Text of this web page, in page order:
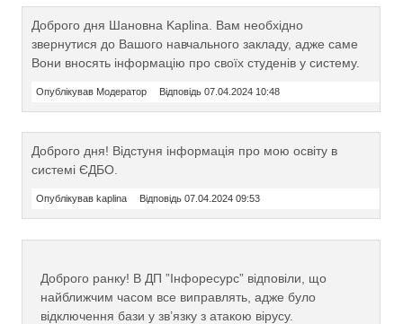
Доброго дня Шановна Kaplina. Вам необхідно
звернутися до Вашого навчального закладу, адже саме
Вони вносять інформацію про своїх студенів у систему.
Опублікував Модератор Відповідь 07.04.2024 10:48
Доброго дня! Відстуня інформація про мою освіту в
системі ЄДБО.
Опублікував kaplina Відповідь 07.04.2024 09:53
Доброго ранку! В ДП ”Інфоресурс” відповіли, що
найближчим часом все виправлять, адже було
відключення бази у зв’язку з атакою вірусу.